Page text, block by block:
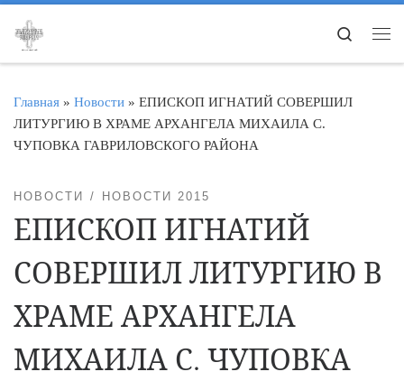
Перейти к содержимому
Search
Главная » Новости » ЕПИСКОП ИГНАТИЙ СОВЕРШИЛ
ЛИТУРГИЮ В ХРАМЕ АРХАНГЕЛА МИХАИЛА С.
ЧУПОВКА ГАВРИЛОВСКОГО РАЙОНА
НОВОСТИ НОВОСТИ 2015
ЕПИСКОП ИГНАТИЙ
СОВЕРШИЛ ЛИТУРГИЮ В
ХРАМЕ АРХАНГЕЛА
МИХАИЛА С. ЧУПОВКА